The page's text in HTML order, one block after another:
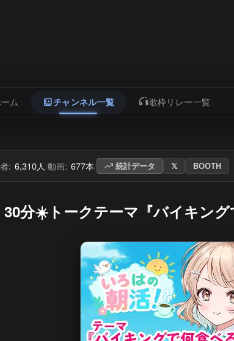
ム チャンネル一覧 歌枠リレー一覧
: 6,310人/動画: 677本/ 統計データ 𝕏 BOOTH
30分☀️トークテーマ『バイキン